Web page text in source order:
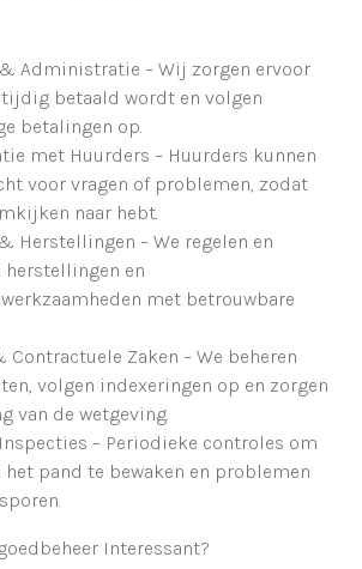
Administratie – Wij zorgen ervoor
betaald wordt en volgen
betalingen op.
met Huurders – Huurders kunnen
voor vragen of problemen, zodat
naar hebt.
Herstellingen – We regelen en
herstellingen en
met betrouwbare
Zaken – We beheren
volgen indexeringen op en zorgen
van de wetgeving.
– Periodieke controles om
het pand te bewaken en problemen
Interessant?